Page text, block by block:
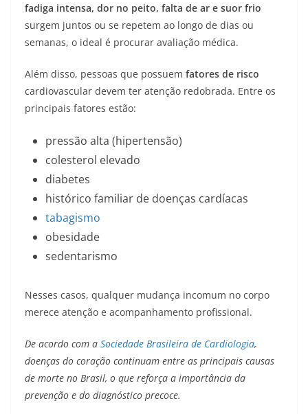
fadiga intensa, dor no peito, falta de ar e suor frio
surgem juntos ou se repetem ao longo de dias ou
semanas, o ideal é procurar avaliação médica.
Além disso, pessoas que possuem fatores de risco
cardiovascular devem ter atenção redobrada. Entre os
principais fatores estão:
pressão alta (hipertensão)
colesterol elevado
diabetes
histórico familiar de doenças cardíacas
tabagismo
obesidade
sedentarismo
Nesses casos, qualquer mudança incomum no corpo
merece atenção e acompanhamento profissional.
De acordo com a Sociedade Brasileira de Cardiologia,
doenças do coração continuam entre as principais causas
de morte no Brasil, o que reforça a importância da
prevenção e do diagnóstico precoce.